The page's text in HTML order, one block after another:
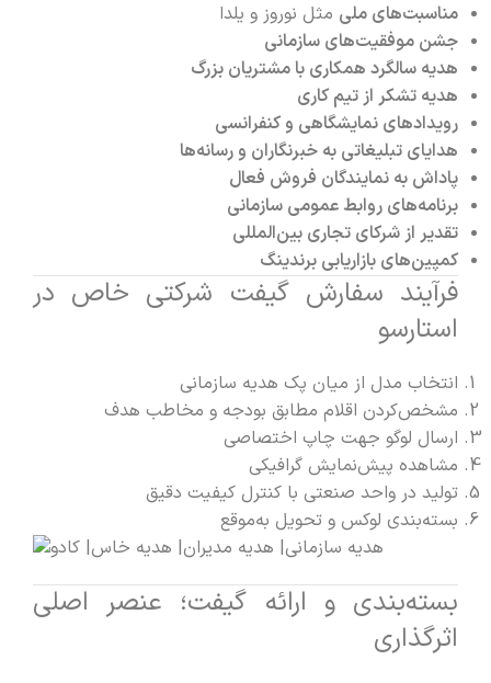
مناسبت‌های ملی مثل نوروز و یلدا
جشن موفقیت‌های سازمانی
هدیه سالگرد همکاری با مشتریان بزرگ
هدیه تشکر از تیم کاری
رویدادهای نمایشگاهی و کنفرانسی
هدایای تبلیغاتی به خبرنگاران و رسانه‌ها
پاداش به نمایندگان فروش فعال
برنامه‌های روابط عمومی سازمانی
تقدیر از شرکای تجاری بین‌المللی
کمپین‌های بازاریابی برندینگ
فرآیند سفارش گیفت شرکتی خاص در
استارسو
انتخاب مدل از میان پک هدیه سازمانی
مشخص‌کردن اقلام مطابق بودجه و مخاطب هدف
ارسال لوگو جهت چاپ اختصاصی
مشاهده پیش‌نمایش گرافیکی
تولید در واحد صنعتی با کنترل کیفیت دقیق
بسته‌بندی لوکس و تحویل به‌موقع
بسته‌بندی و ارائه گیفت؛ عنصر اصلی
اثرگذاری